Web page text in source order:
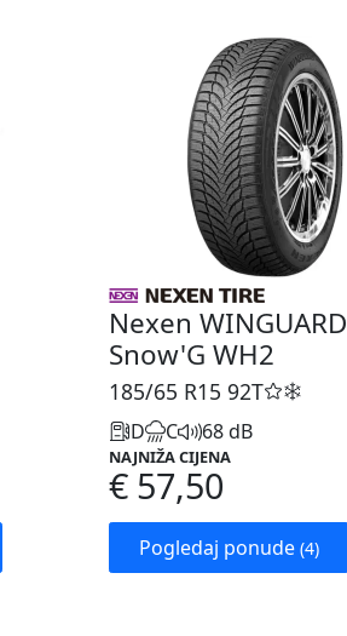
Nexen WINGUARD
Snow'G WH2
185/65 R15 92T
D C 68 dB
NAJNIŽA CIJENA
€ 57,50
Pogledaj ponude (4)